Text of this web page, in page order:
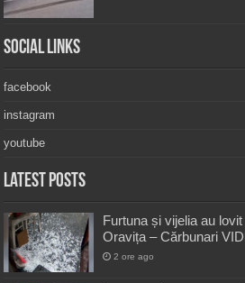
Social Links
facebook
instagram
youtube
Latest Posts
Furtuna și vijelia au
Oravița – Cărbunari
2 ore ago